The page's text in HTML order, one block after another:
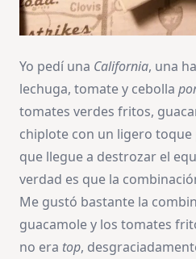
Yo pedí una California, una
lechuga, tomate y cebolla
tomates verdes fritos,
chiplote con un ligero toque
que llegue a destrozar el
verdad es que la
Me gustó bastante la
guacamole y los tomates
no era top,